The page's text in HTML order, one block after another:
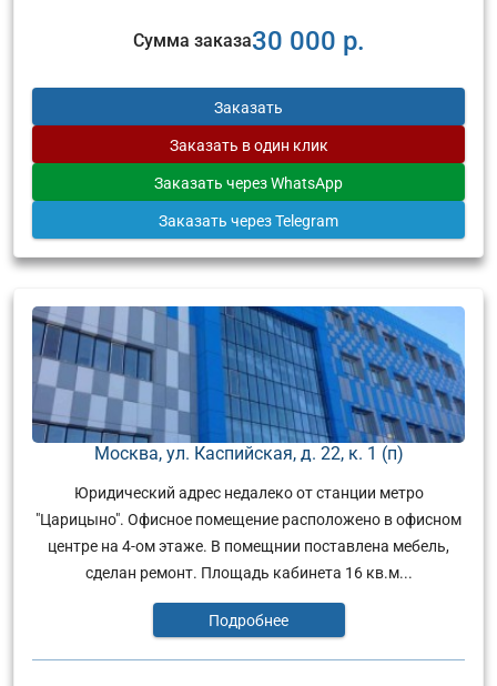
Сумма заказа30 000 р.
Заказать
Заказать в один клик
Заказать через WhatsApp
Заказать через Telegram
Москва, ул. Каспийская, д. 22, к. 1 (п)
Юридический адрес недалеко от станции метро
"Царицыно". Офисное помещение расположено в офисном
центре на 4-ом этаже. В помещнии поставлена мебель,
сделан ремонт. Площадь кабинета 16 кв.м...
Подробнее